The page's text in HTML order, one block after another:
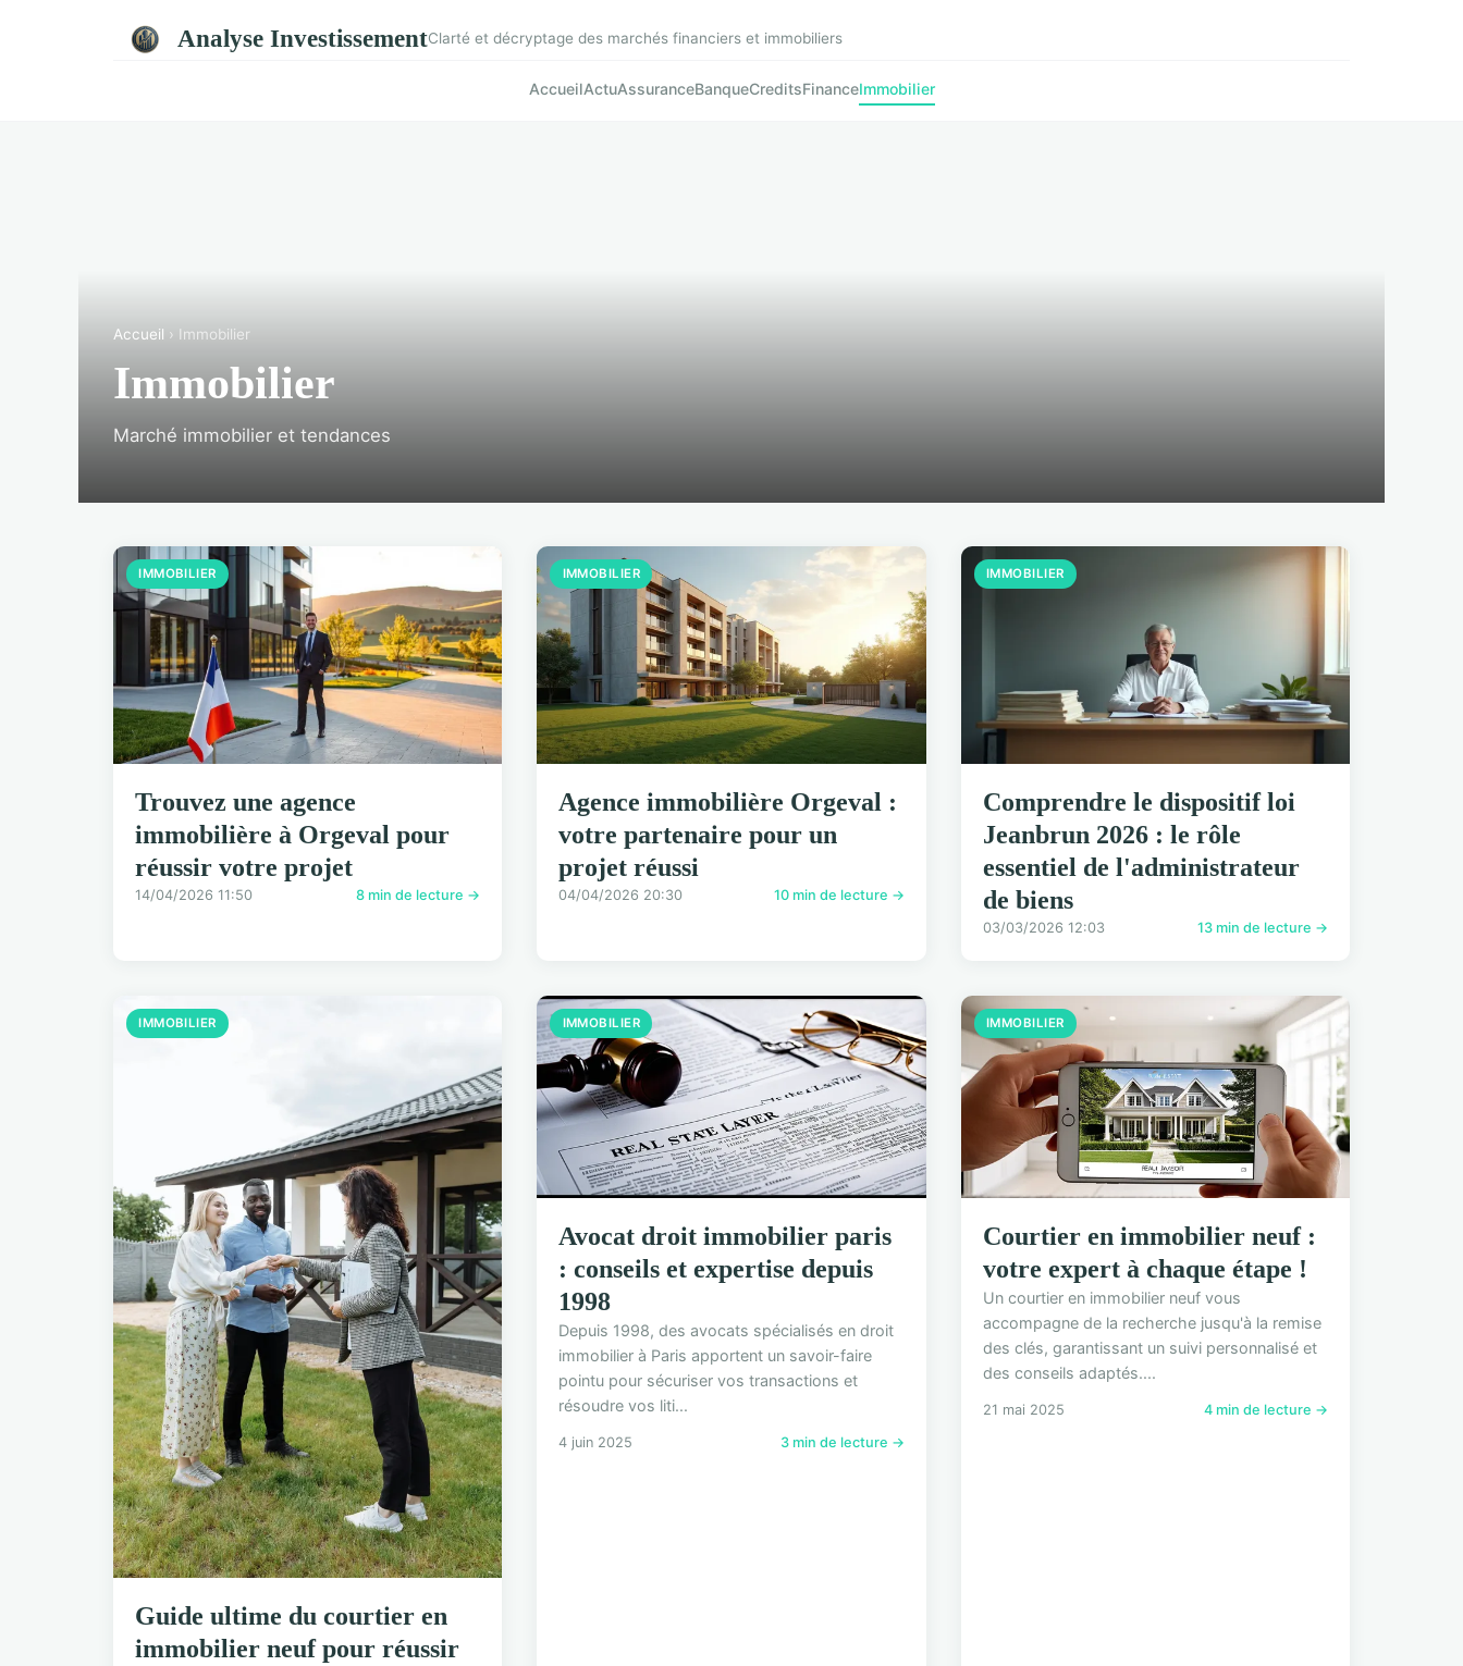
Analyse InvestissementClarté et décryptage des marchés financiers et immobiliers
AccueilActuAssuranceBanqueCreditsFinanceImmobilier
Accueil › Immobilier
Immobilier
Marché immobilier et tendances
IMMOBILIER
Trouvez une agence
immobilière à Orgeval pour
réussir votre projet
14/04/2026 11:50 8 min de lecture →
IMMOBILIER
Agence immobilière Orgeval :
votre partenaire pour un
projet réussi
04/04/2026 20:30 10 min de lecture →
IMMOBILIER
Comprendre le dispositif loi
Jeanbrun 2026 : le rôle
essentiel de l'administrateur
de biens
03/03/2026 12:03 13 min de lecture →
IMMOBILIER
Guide ultime du courtier en
immobilier neuf pour réussir
IMMOBILIER
Avocat droit immobilier paris
: conseils et expertise depuis
1998
Depuis 1998, des avocats spécialisés en droit
immobilier à Paris apportent un savoir-faire
pointu pour sécuriser vos transactions et
résoudre vos liti...
4 juin 2025 3 min de lecture →
IMMOBILIER
Courtier en immobilier neuf :
votre expert à chaque étape !
Un courtier en immobilier neuf vous
accompagne de la recherche jusqu'à la remise
des clés, garantissant un suivi personnalisé et
des conseils adaptés....
21 mai 2025 4 min de lecture →